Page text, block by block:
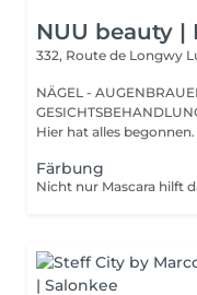
NUU beauty |
332, Route de Longwy
NÄGEL -
Hier hat alles
Färbung